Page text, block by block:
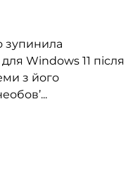
зупинила
Windows 11 після
з його